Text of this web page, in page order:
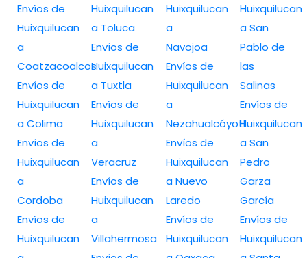
Envíos de
Huixquilucan
a
Coatzacoalcos
Envíos de
Huixquilucan
a Colima
Envíos de
Huixquilucan
a
Cordoba
Envíos de
Huixquilucan
Huixquilucan
a Toluca
Envíos de
Huixquilucan
a Tuxtla
Envíos de
Huixquilucan
a
Veracruz
Envíos de
Huixquilucan
a
Villahermosa
Huixquilucan
a
Navojoa
Envíos de
Huixquilucan
a
Nezahualcóyotl
Envíos de
Huixquilucan
a Nuevo
Laredo
Envíos de
Huixquilucan
Huixquilucan
a San
Pablo de
las
Salinas
Envíos de
Huixquilucan
a San
Pedro
Garza
García
Envíos de
Huixquilucan